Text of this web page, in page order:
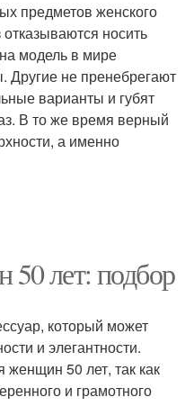
предметов женского
носить
модель в мире
Другие не пренебрегают
варианты и губят
В то же время верный
а именно
лет: подбор
который может
и элегантности.
50 лет, так как
и грамотного